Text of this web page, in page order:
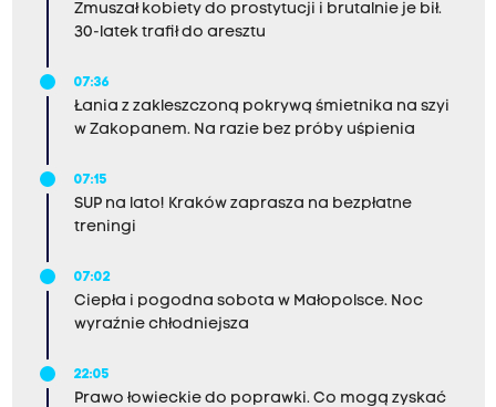
Zmuszał kobiety do prostytucji i brutalnie je bił.
30-latek trafił do aresztu
07:36
Łania z zakleszczoną pokrywą śmietnika na szyi
w Zakopanem. Na razie bez próby uśpienia
07:15
SUP na lato! Kraków zaprasza na bezpłatne
treningi
07:02
Ciepła i pogodna sobota w Małopolsce. Noc
wyraźnie chłodniejsza
22:05
Prawo łowieckie do poprawki. Co mogą zyskać